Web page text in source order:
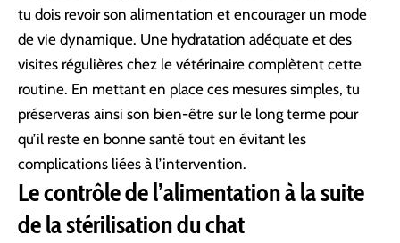
tu dois revoir son alimentation et encourager un mode
de vie dynamique. Une hydratation adéquate et des
visites régulières chez le vétérinaire complètent cette
routine. En mettant en place ces mesures simples, tu
préserveras ainsi son bien-être sur le long terme pour
qu’il reste en bonne santé tout en évitant les
complications liées à l’intervention.
Le contrôle de l’alimentation à la suite
de la stérilisation du chat